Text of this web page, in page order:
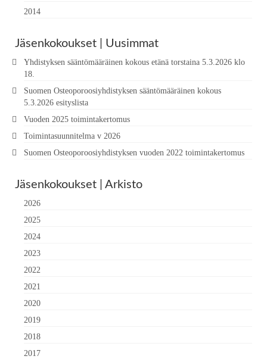
2014
Jäsenkokoukset | Uusimmat
Yhdistyksen sääntömääräinen kokous etänä torstaina 5.3.2026 klo
18.
Suomen Osteoporoosiyhdistyksen sääntömääräinen kokous
5.3.2026 esityslista
Vuoden 2025 toimintakertomus
Toimintasuunnitelma v 2026
Suomen Osteoporoosiyhdistyksen vuoden 2022 toimintakertomus
Jäsenkokoukset | Arkisto
2026
2025
2024
2023
2022
2021
2020
2019
2018
2017